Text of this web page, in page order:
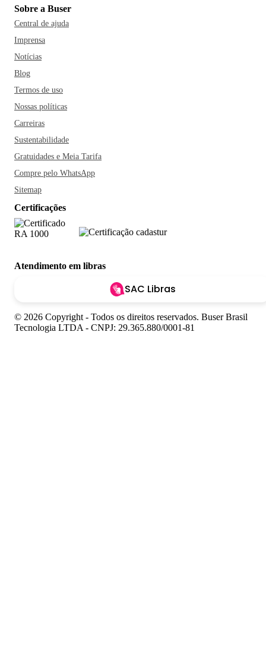
Sobre a Buser
Central de ajuda
Imprensa
Notícias
Blog
Termos de uso
Nossas políticas
Carreiras
Sustentabilidade
Gratuidades e Meia Tarifa
Compre pelo WhatsApp
Sitemap
Certificações
Atendimento em libras
SAC Libras
© 2026 Copyright - Todos os direitos reservados. Buser Brasil
Tecnologia LTDA - CNPJ: 29.365.880/0001-81